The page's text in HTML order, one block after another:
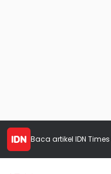
Baca artikel IDN Times